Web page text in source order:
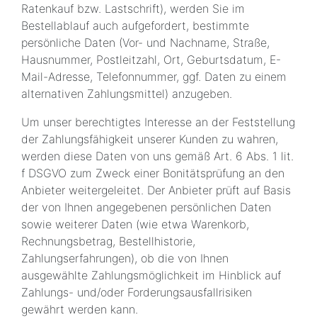
Ratenkauf bzw. Lastschrift), werden Sie im
Bestellablauf auch aufgefordert, bestimmte
persönliche Daten (Vor- und Nachname, Straße,
Hausnummer, Postleitzahl, Ort, Geburtsdatum, E-
Mail-Adresse, Telefonnummer, ggf. Daten zu einem
alternativen Zahlungsmittel) anzugeben.
Um unser berechtigtes Interesse an der Feststellung
der Zahlungsfähigkeit unserer Kunden zu wahren,
werden diese Daten von uns gemäß Art. 6 Abs. 1 lit.
f DSGVO zum Zweck einer Bonitätsprüfung an den
Anbieter weitergeleitet. Der Anbieter prüft auf Basis
der von Ihnen angegebenen persönlichen Daten
sowie weiterer Daten (wie etwa Warenkorb,
Rechnungsbetrag, Bestellhistorie,
Zahlungserfahrungen), ob die von Ihnen
ausgewählte Zahlungsmöglichkeit im Hinblick auf
Zahlungs- und/oder Forderungsausfallrisiken
gewährt werden kann.